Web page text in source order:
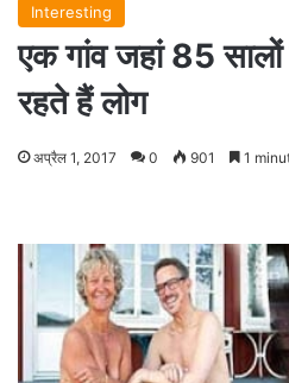
Interesting
एक गांव जहां 85
रहते हैं लोग
अप्रैल 1, 2017 0 901 1